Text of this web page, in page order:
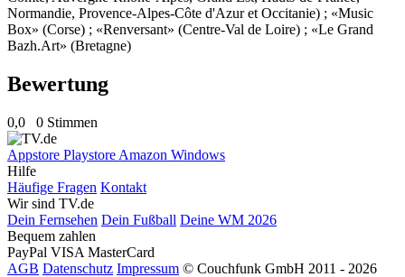
Normandie, Provence-Alpes-Côte d'Azur et Occitanie) ; «Music
Box» (Corse) ; «Renversant» (Centre-Val de Loire) ; «Le Grand
Bazh.Art» (Bretagne)
Bewertung
0,0 0 Stimmen
Appstore Playstore Amazon Windows
Hilfe
Häufige Fragen Kontakt
Wir sind TV.de
Dein Fernsehen Dein Fußball Deine WM 2026
Bequem zahlen
PayPal VISA MasterCard
AGB Datenschutz Impressum © Couchfunk GmbH 2011 - 2026